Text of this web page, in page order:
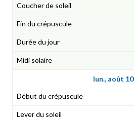
lun., août 10